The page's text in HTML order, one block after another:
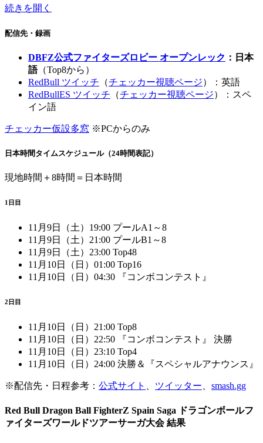
続きを開く
配信先・録画
DBFZ公式ファイターズロビー オープンレック ：日本
語（Top8から）
RedBull ツイッチ （チェッカー視聴ページ）：英語
RedBullES ツイッチ （チェッカー視聴ページ）：スペ
イン語
チェッカー仮設多窓 ※PCからのみ
日本時間タイムスケジュール（24時間表記）
現地時間＋8時間＝日本時間
1日目
11月9日（土）19:00 プールA1～8
11月9日（土）21:00 プールB1～8
11月9日（土）23:00 Top48
11月10日（日）01:00 Top16
11月10日（日）04:30 『コンボコンテスト』
2日目
11月10日（日）21:00 Top8
11月10日（日）22:50 『コンボコンテスト』 決勝
11月10日（日）23:10 Top4
11月10日（日）24:00 決勝＆『スペシャルアナウンス』
※配信先・日程参考： 公式サイト ツイッター smash.gg
Red Bull Dragon Ball FighterZ Spain Saga ドラゴンボールフ
ァイターズワールドツアーサーガ大会 結果